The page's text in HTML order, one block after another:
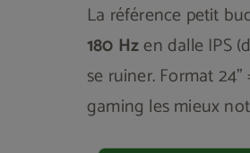
La référence petit
180 Hzen dalle IPS
se ruiner. Format
gaming les mieux